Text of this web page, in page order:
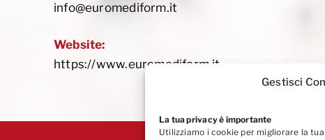
Gestisci
La tua privacy è importante
Utilizziamo i cookie per migliorare la
info@euromediform.it
Website:
https://www.euromediform.it